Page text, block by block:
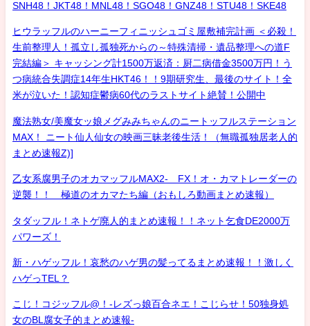
SNH48！JKT48！MNL48！SGO48！GNZ48！STU48！SKE48
ヒウラッフルのハーニーフィニッシュゴミ屋敷補完計画 ＜必殺！
生前整理人！孤立し孤独死からの～特殊清掃・遺品整理への道F
完結編＞ キャッシング計1500万返済：厨二病借金3500万円！う
つ病統合失調症14年生HKT46！！9期研究生、最後のサイト！全
米が泣いた！認知症鬱病60代のラストサイト絶賛！公開中
魔法熟女/美魔女ッ娘メグみみちゃんのニートッフルステーション
MAX！ ニート仙人仙女の映画三昧老後生活！（無職孤独居老人的
まとめ速報Z)]
乙女系腐男子のオカマッフルMAX2- FX！オ・カマトレーダーの
逆襲！！ 極道のオカマたち編（おもしろ動画まとめ速報）
タダッフル！ネトゲ廃人的まとめ速報！！ネット乞食DE2000万
パワーズ！
新・ハゲッフル！哀愁のハゲ男の髪ってるまとめ速報！！激しく
ハゲっTEL？
こじ！コジッフル@！-レズっ娘百合ネエ！こじらせ！50独身処
女のBL腐女子的まとめ速報-